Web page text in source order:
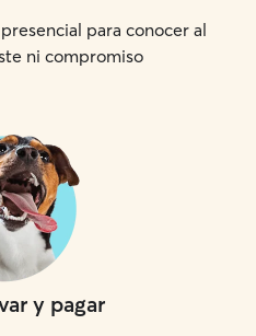
para conocer al
ni compromiso
y pagar